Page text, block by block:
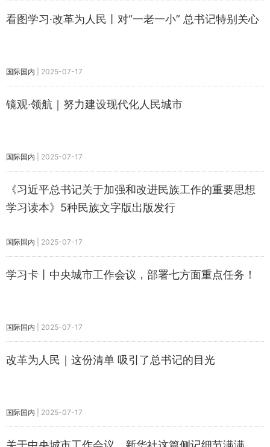
看图学习·改革为人民丨对“一老一小” 总书记特别关心
国际国内 2025-07-17
镜观·领航｜努力建设现代化人民城市
国际国内 2025-07-17
《习近平总书记关于加强和改进民族工作的重要思想
学习读本》5种民族文字版出版发行
国际国内 2025-07-17
学习卡丨中央城市工作会议，部署七方面重点任务！
国际国内 2025-07-17
改革为人民｜这份清单 吸引了总书记的目光
国际国内 2025-07-17